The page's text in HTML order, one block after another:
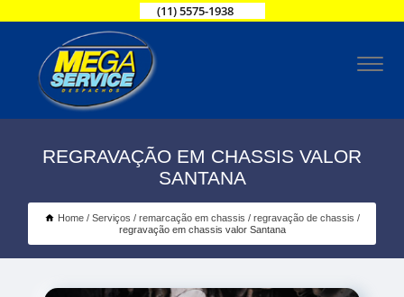
(11) 5575-1938
REGRAVAÇÃO EM CHASSIS VALOR
SANTANA
Home Serviços remarcação em chassis
regravação de chassis
regravação em chassis valor Santana